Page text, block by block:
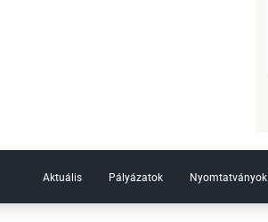
Aktuális Pályázatok Nyomtatványok